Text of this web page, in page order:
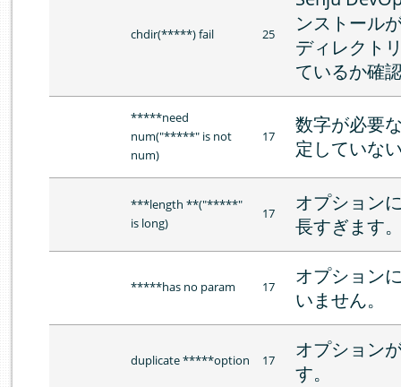
chdir(*****) fail 25
ンストール
ディレクト
ているか確
*****need
num("*****" is not
num)
17
数字が必要
定していな
***length **("*****"
is long)
17
オプション
長すぎます
*****has no param 17
オプション
いません。
duplicate *****option 17
オプション
す。